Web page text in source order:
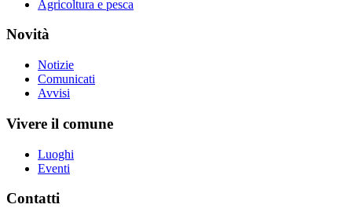
Agricoltura e pesca
Novità
Notizie
Comunicati
Avvisi
Vivere il comune
Luoghi
Eventi
Contatti